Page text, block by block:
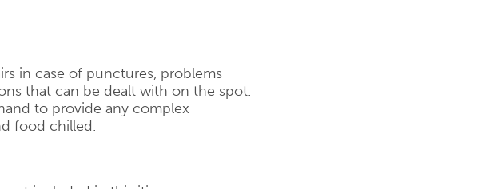
in case of punctures, problems
that can be dealt with on the spot.
to provide any complex
food chilled.